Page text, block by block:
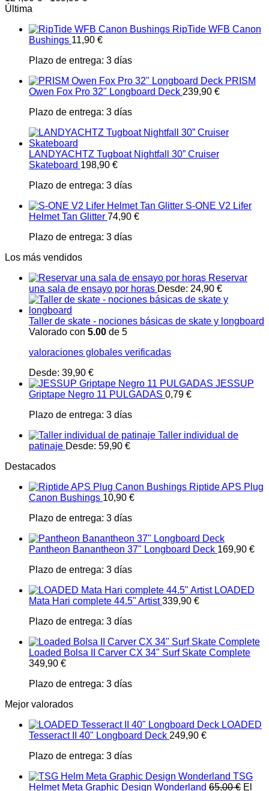
Última
RipTide WFB Canon
Bushings 11,90 €
Plazo de entrega: 3 días
PRISM
Owen Fox Pro 32" Longboard Deck 239,90 €
Plazo de entrega: 3 días
LANDYACHTZ Tugboat Nightfall 30” Cruiser
Skateboard 198,90 €
Plazo de entrega: 3 días
S-ONE V2 Lifer
Helmet Tan Glitter 74,90 €
Plazo de entrega: 3 días
Los más vendidos
Reservar
una sala de ensayo por horas Desde: 24,90 €
Taller de skate - nociones básicas de skate y longboard
Valorado con 5.00 de 5
valoraciones globales verificadas
Desde: 39,90 €
JESSUP
Griptape Negro 11 PULGADAS 0,79 €
Plazo de entrega: 3 días
Taller individual de
patinaje Desde: 59,90 €
Destacados
Riptide APS Plug
Canon Bushings 10,90 €
Plazo de entrega: 3 días
Pantheon Banantheon 37" Longboard Deck 169,90 €
Plazo de entrega: 3 días
LOADED
Mata Hari complete 44.5" Artist 339,90 €
Plazo de entrega: 3 días
Loaded Bolsa II Carver CX 34" Surf Skate Complete
349,90 €
Plazo de entrega: 3 días
Mejor valorados
LOADED
Tesseract II 40" Longboard Deck 249,90 €
Plazo de entrega: 3 días
TSG
Helmet Meta Graphic Design Wonderland 65,00€ El